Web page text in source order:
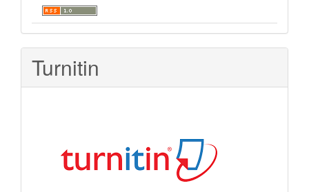
Turnitin